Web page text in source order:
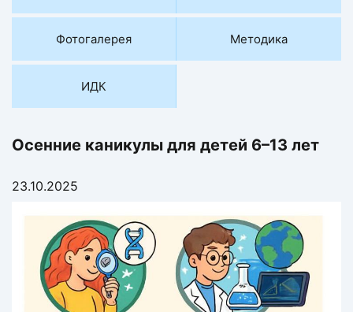
Фотогалерея Методика
ИДК
Осенние каникулы для детей 6–13 лет
23.10.2025